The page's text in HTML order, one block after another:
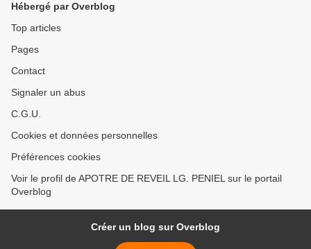
Hébergé par Overblog
Top articles
Pages
Contact
Signaler un abus
C.G.U.
Cookies et données personnelles
Préférences cookies
Voir le profil de APOTRE DE REVEIL LG. PENIEL sur le portail
Overblog
Créer un blog sur Overblog